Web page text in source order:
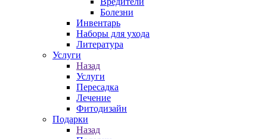
Болезни
Инвентарь
Наборы для ухода
Литература
Услуги
Назад
Услуги
Пересадка
Лечение
Фитодизайн
Подарки
Назад